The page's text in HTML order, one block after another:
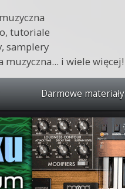
tutoriale
samplery
muzyczna... i wiele więcej!
kursy i warsztaty
w praktyce
Darmowe materiały